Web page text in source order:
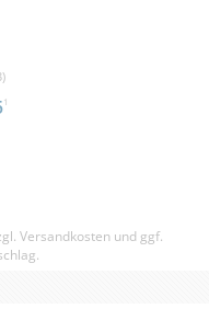
1
Versandkosten und ggf.